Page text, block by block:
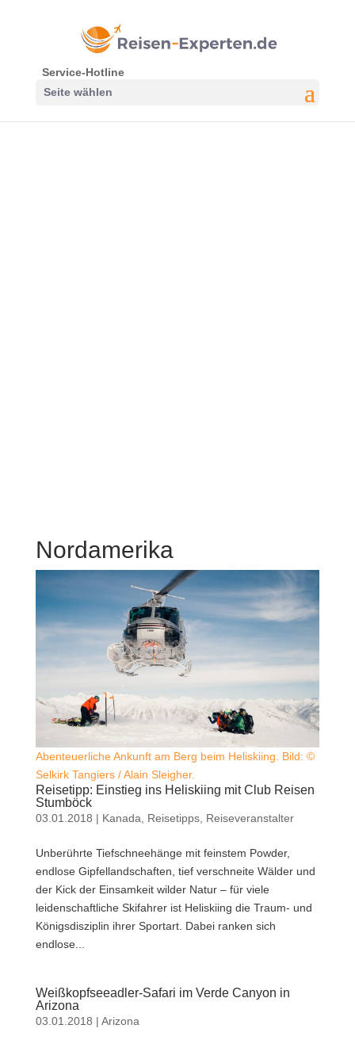
Service-Hotline
Seite wählen
Nordamerika
Abenteuerliche Ankunft am Berg beim Heliskiing. Bild: ©
Selkirk Tangiers / Alain Sleigher.
Reisetipp: Einstieg ins Heliskiing mit Club Reisen
Stumböck
03.01.2018 | Kanada Reisetipps, Reiseveranstalter
Unberührte Tiefschneehänge mit feinstem Powder,
endlose Gipfellandschaften, tief verschneite Wälder und
der Kick der Einsamkeit wilder Natur – für viele
leidenschaftliche Skifahrer ist Heliskiing die Traum- und
Königsdisziplin ihrer Sportart. Dabei ranken sich
endlose...
Weißkopfseeadler-Safari im Verde Canyon in
Arizona
03.01.2018 | Arizona